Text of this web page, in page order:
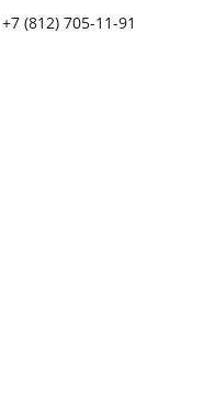
+7 (812) 705-11-91